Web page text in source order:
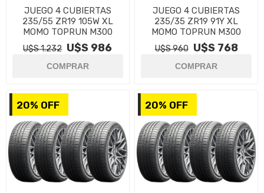
JUEGO 4 CUBIERTAS
235/55 ZR19 105W XL
MOMO TOPRUN M300
U$S 1.232 U$S 986
JUEGO 4 CUBIERTAS
235/35 ZR19 91Y XL
MOMO TOPRUN M300
U$S 960 U$S 768
20% OFF 20% OFF